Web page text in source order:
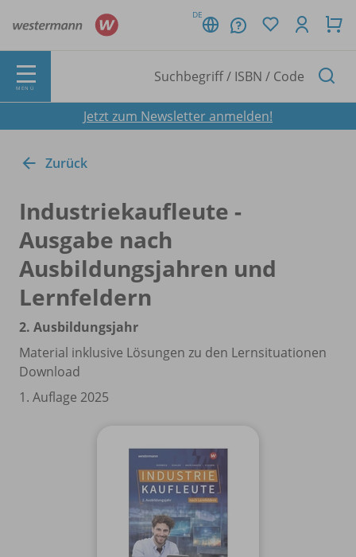
DE
MENÜ
Jetzt zum Newsletter anmelden!
Zurück
Industriekaufleute -
Ausgabe nach
Ausbildungsjahren und
Lernfeldern
2. Ausbildungsjahr
Material inklusive Lösungen zu den Lernsituationen
Download
1. Auflage 2025